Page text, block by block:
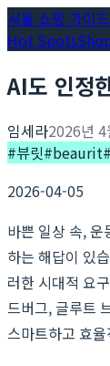
서울 쇼핑 가이드
Hot Spots
AI도 인정
임세라2026년 4
#뷰릿#beaurit#
2026-04-05
바쁜 일상 속,
하는 해답이 있
러한 시대적 요
드버그, 글루트
스마트하고 효